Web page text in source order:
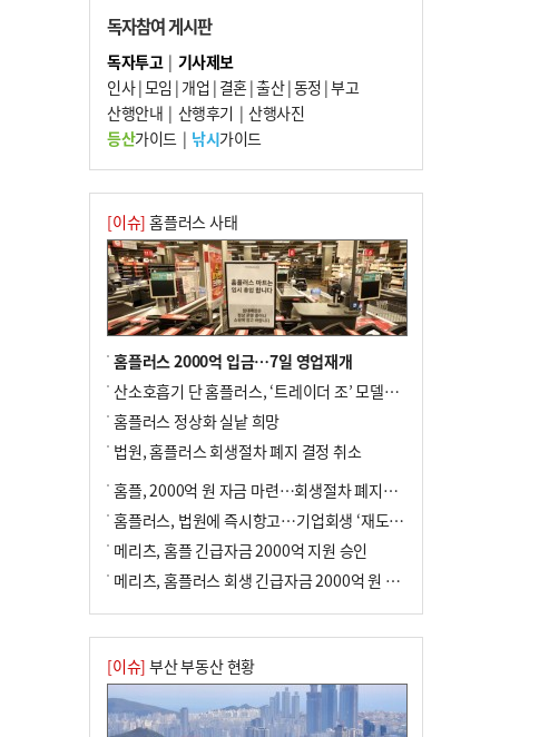
7
부울경 주말부터 비소식…‘극한 폭염’ 한풀
꺾일 듯
8
“낙동강권 삼락·을숙도·다대포 연결해 서
부산 관광 키우자”
9
오늘의 날씨- 2026년 8월 7일
10 외국인 선원 ‘인신매매 경유지’ 된 부산…
우려가 현실로
독자참여 게시판
독자투고| 기사제보
인사|모임 | 개업 | 결혼|출산|동정 |부고
산행안내 | 산행후기 | 산행사진
등산가이드| 낚시가이드
[이슈] 홈플러스 사태
홈플러스 2000억 입금…7일 영업재개
산소호흡기 단 홈플러스, ‘트레이더 조’ 모델로 살아날까
홈플러스 정상화 실낱 희망
법원, 홈플러스 회생절차 폐지 결정 취소
홈플, 2000억 원 자금 마련…회생절차 폐지에 즉시항고(종합)
홈플러스, 법원에 즉시항고…기업회생 ‘재도전’
메리츠, 홈플 긴급자금 2000억 지원 승인
메리츠, 홈플러스 회생 긴급자금 2000억 원 지원 승인
[이슈] 부산 부동산 현황